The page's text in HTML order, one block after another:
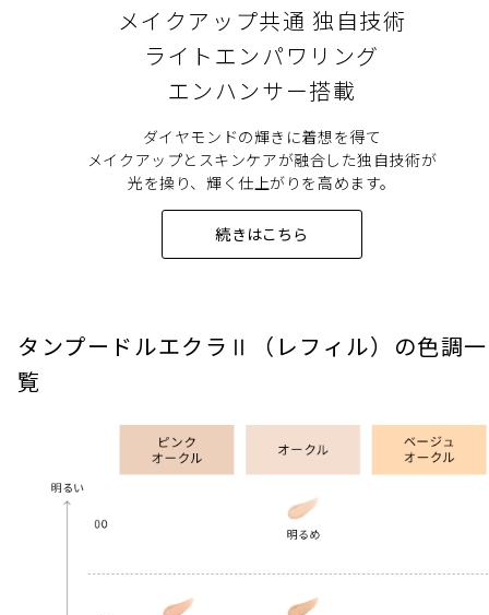
メイクアップ共通 独自技術
ライトエンパワリング
エンハンサー搭載
ダイヤモンドの輝きに着想を得て
メイクアップとスキンケアが融合した独自技術が
光を操り、輝く仕上がりを高めます。
続きはこちら
タンプードルエクラⅡ（レフィル）の色調一
覧